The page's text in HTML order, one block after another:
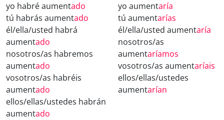
yo habré aumentado
tú habrás aumentado
él/ella/usted habrá
aumentado
nosotros/as habremos
aumentado
vosotros/as habréis
aumentado
ellos/ellas/ustedes habrán
aumentado
yo aumentaría
tú aumentarías
él/ella/usted aumentaría
nosotros/as
aumentaríamos
vosotros/as aumentaríais
ellos/ellas/ustedes
aumentarían